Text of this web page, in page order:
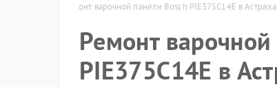
Ремонт варочной панели Bosch PIE375C14E в
Ремонт
PIE375C14E в